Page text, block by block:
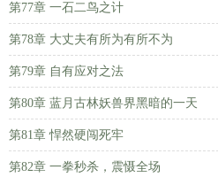
第77章 一石二鸟之计
第78章 大丈夫有所为有所不为
第79章 自有应对之法
第80章 蓝月古林妖兽界黑暗的一天
第81章 悍然硬闯死牢
第82章 一拳秒杀，震慑全场